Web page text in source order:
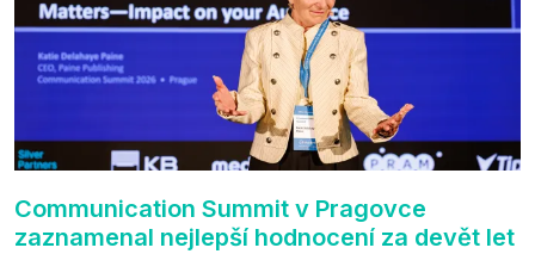
Communication Summit v Pragovce
zaznamenal nejlepší hodnocení za devět let